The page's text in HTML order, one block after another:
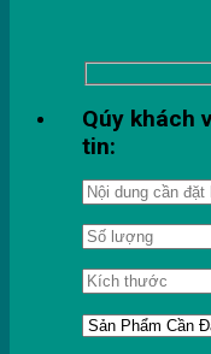
Qúy khách
tin: